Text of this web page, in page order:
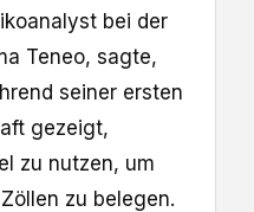
bei der
Teneo, sagte,
seiner ersten
gezeigt,
zu nutzen, um
zu belegen.